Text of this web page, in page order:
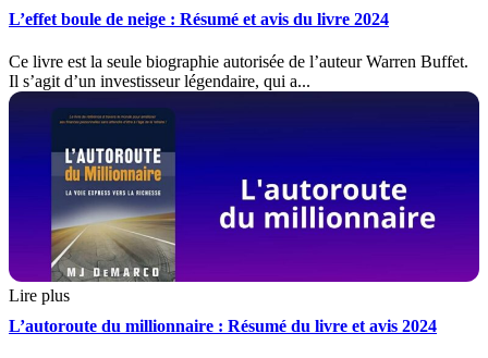
L’effet boule de neige : Résumé et avis du livre 2024
Ce livre est la seule biographie autorisée de l’auteur Warren Buffet.
Il s’agit d’un investisseur légendaire, qui a...
Lire plus
L’autoroute du millionnaire : Résumé du livre et avis 2024